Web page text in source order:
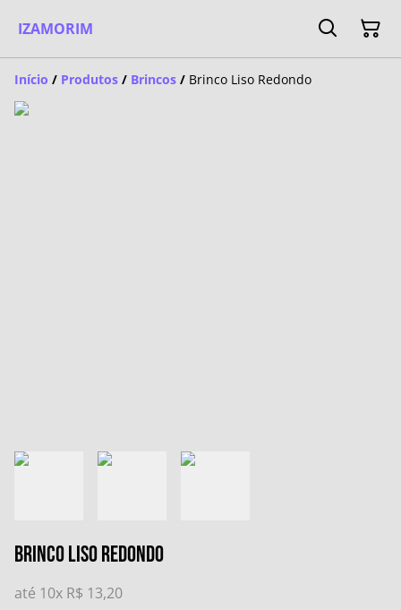
IZAMORIM
Início / Produtos / Brincos / Brinco Liso Redondo
Brinco Liso Redondo
até 10x R$ 13,20